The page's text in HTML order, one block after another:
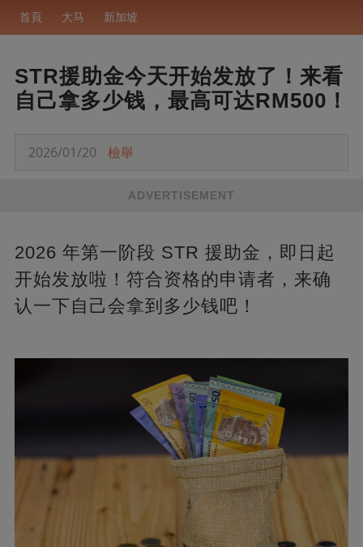
首頁 大马 新加坡
STR援助金今天开始发放了！来看
自己拿多少钱，最高可达RM500！
2026/01/20 檢舉
ADVERTISEMENT
2026 年第一阶段 STR 援助金，即日起
开始发放啦！符合资格的申请者，来确
认一下自己会拿到多少钱吧！